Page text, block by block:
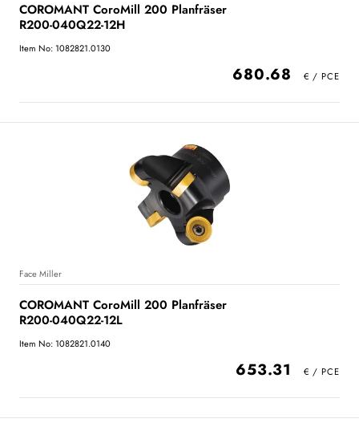
COROMANT CoroMill 200 Planfräser
R200-040Q22-12H
Item No: 1082821.0130
680.68
Face Miller
COROMANT CoroMill 200 Planfräser
R200-040Q22-12L
Item No: 1082821.0140
653.31